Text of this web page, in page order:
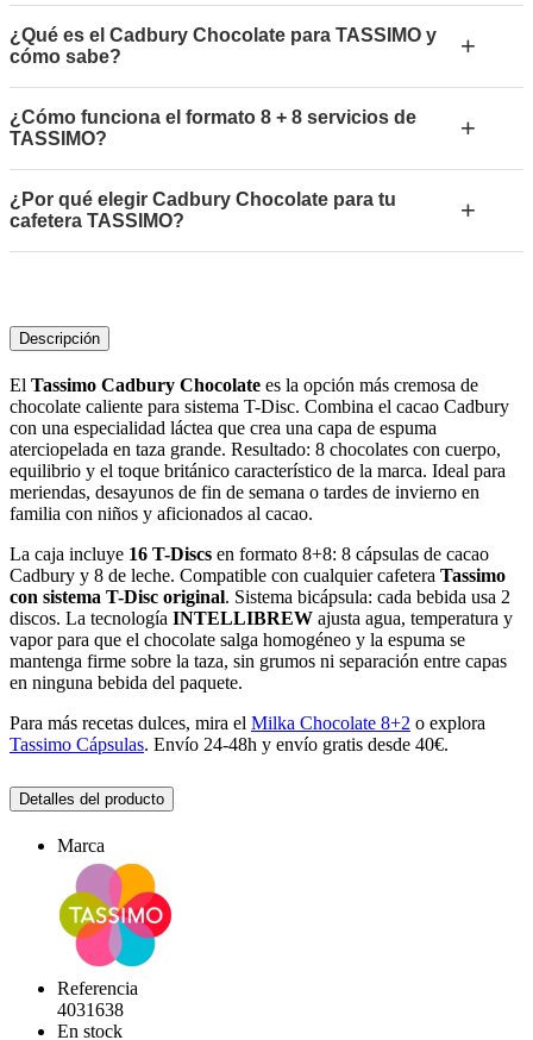
¿Qué es el Cadbury Chocolate para TASSIMO y
cómo sabe?
+
¿Cómo funciona el formato 8 + 8 servicios de
TASSIMO?
+
¿Por qué elegir Cadbury Chocolate para tu
cafetera TASSIMO?
+
Descripción
El Tassimo Cadbury Chocolate es la opción más cremosa de
chocolate caliente para sistema T-Disc. Combina el cacao Cadbury
con una especialidad láctea que crea una capa de espuma
aterciopelada en taza grande. Resultado: 8 chocolates con cuerpo,
equilibrio y el toque británico característico de la marca. Ideal para
meriendas, desayunos de fin de semana o tardes de invierno en
familia con niños y aficionados al cacao.
La caja incluye 16 T-Discs en formato 8+8: 8 cápsulas de cacao
Cadbury y 8 de leche. Compatible con cualquier cafetera Tassimo
con sistema T-Disc original. Sistema bicápsula: cada bebida usa 2
discos. La tecnología INTELLIBREW ajusta agua, temperatura y
vapor para que el chocolate salga homogéneo y la espuma se
mantenga firme sobre la taza, sin grumos ni separación entre capas
en ninguna bebida del paquete.
Para más recetas dulces, mira el Milka Chocolate 8+2 o explora
Tassimo Cápsulas. Envío 24-48h y envío gratis desde 40€.
Detalles del producto
Marca
Referencia
4031638
En stock